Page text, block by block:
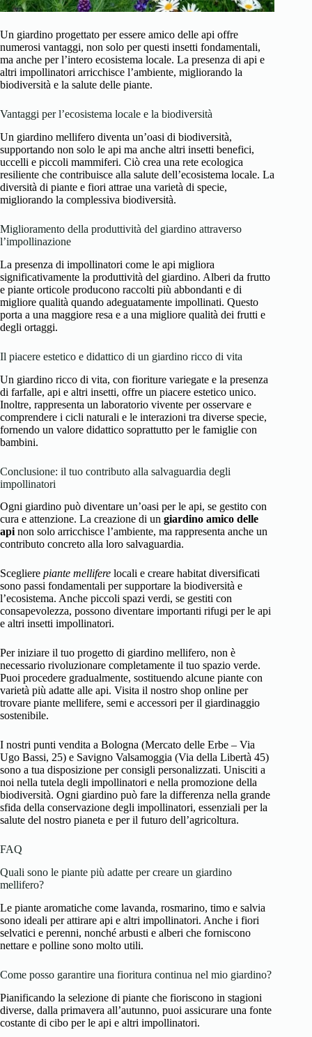
Un giardino progettato per essere amico delle api offre
numerosi vantaggi, non solo per questi insetti fondamentali,
ma anche per l’intero ecosistema locale. La presenza di api e
altri impollinatori arricchisce l’ambiente, migliorando la
biodiversità e la salute delle piante.
Vantaggi per l’ecosistema locale e la biodiversità
Un giardino mellifero diventa un’oasi di biodiversità,
supportando non solo le api ma anche altri insetti benefici,
uccelli e piccoli mammiferi. Ciò crea una rete ecologica
resiliente che contribuisce alla salute dell’ecosistema locale. La
diversità di piante e fiori attrae una varietà di specie,
migliorando la complessiva biodiversità.
Miglioramento della produttività del giardino attraverso
l’impollinazione
La presenza di impollinatori come le api migliora
significativamente la produttività del giardino. Alberi da frutto
e piante orticole producono raccolti più abbondanti e di
migliore qualità quando adeguatamente impollinati. Questo
porta a una maggiore resa e a una migliore qualità dei frutti e
degli ortaggi.
Il piacere estetico e didattico di un giardino ricco di vita
Un giardino ricco di vita, con fioriture variegate e la presenza
di farfalle, api e altri insetti, offre un piacere estetico unico.
Inoltre, rappresenta un laboratorio vivente per osservare e
comprendere i cicli naturali e le interazioni tra diverse specie,
fornendo un valore didattico soprattutto per le famiglie con
bambini.
Conclusione: il tuo contributo alla salvaguardia degli
impollinatori
Ogni giardino può diventare un’oasi per le api, se gestito con
cura e attenzione. La creazione di un giardino amico delle
api non solo arricchisce l’ambiente, ma rappresenta anche un
contributo concreto alla loro salvaguardia.
Scegliere piante mellifere locali e creare habitat diversificati
sono passi fondamentali per supportare la biodiversità e
l’ecosistema. Anche piccoli spazi verdi, se gestiti con
consapevolezza, possono diventare importanti rifugi per le api
e altri insetti impollinatori.
Per iniziare il tuo progetto di giardino mellifero, non è
necessario rivoluzionare completamente il tuo spazio verde.
Puoi procedere gradualmente, sostituendo alcune piante con
varietà più adatte alle api. Visita il nostro shop online per
trovare piante mellifere, semi e accessori per il giardinaggio
sostenibile.
I nostri punti vendita a Bologna (Mercato delle Erbe – Via
Ugo Bassi, 25) e Savigno Valsamoggia (Via della Libertà 45)
sono a tua disposizione per consigli personalizzati. Unisciti a
noi nella tutela degli impollinatori e nella promozione della
biodiversità. Ogni giardino può fare la differenza nella grande
sfida della conservazione degli impollinatori, essenziali per la
salute del nostro pianeta e per il futuro dell’agricoltura.
FAQ
Quali sono le piante più adatte per creare un giardino
mellifero?
Le piante aromatiche come lavanda, rosmarino, timo e salvia
sono ideali per attirare api e altri impollinatori. Anche i fiori
selvatici e perenni, nonché arbusti e alberi che forniscono
nettare e polline sono molto utili.
Come posso garantire una fioritura continua nel mio giardino?
Pianificando la selezione di piante che fioriscono in stagioni
diverse, dalla primavera all’autunno, puoi assicurare una fonte
costante di cibo per le api e altri impollinatori.